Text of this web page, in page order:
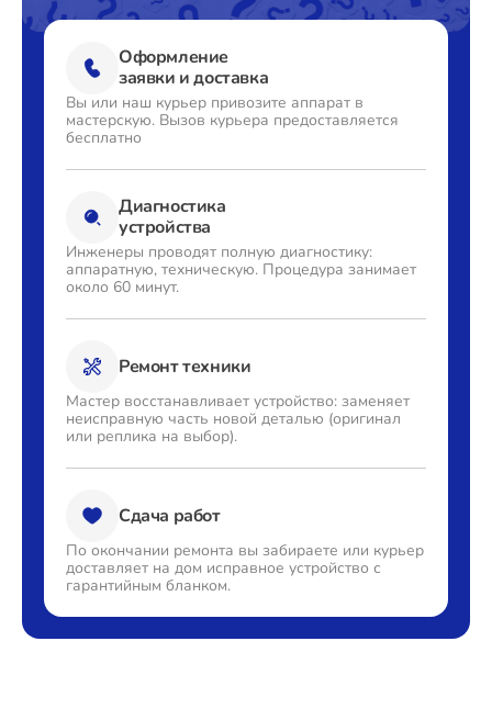
Оформление
заявки и доставка
Вы или наш курьер привозите аппарат в
мастерскую. Вызов курьера предоставляется
бесплатно
Диагностика
устройства
Инженеры проводят полную диагностику:
аппаратную, техническую. Процедура занимает
около 60 минут.
Ремонт техники
Мастер восстанавливает устройство: заменяет
неисправную часть новой деталью (оригинал
или реплика на выбор).
Сдача работ
По окончании ремонта вы забираете или курьер
доставляет на дом исправное устройство с
гарантийным бланком.